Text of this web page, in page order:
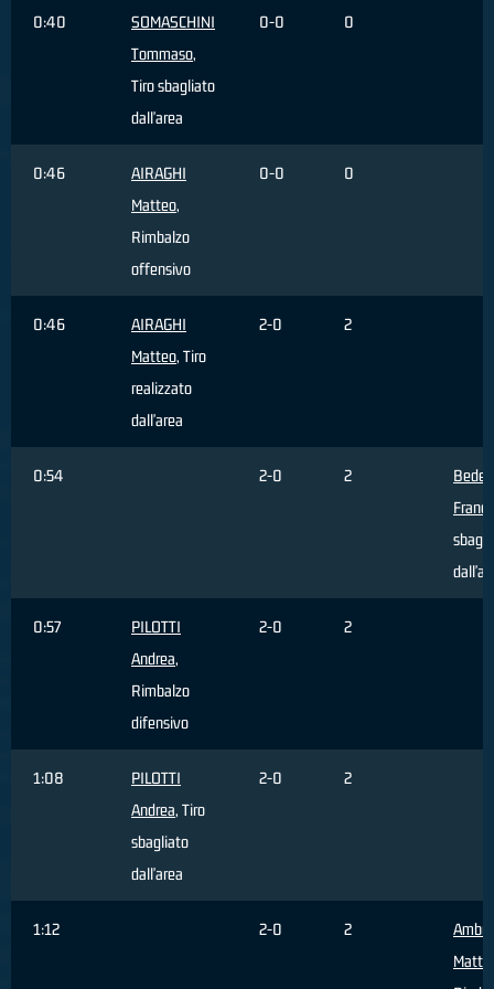
0:40
SOMASCHINI
Tommaso,
Tiro sbagliato
dall'area
0-0 0
0:46
AIRAGHI
Matteo,
Rimbalzo
offensivo
0-0 0
0:46
AIRAGHI
Matteo, Tiro
realizzato
dall'area
2-0 2
0:54 2-0 2
0:57
PILOTTI
Andrea,
Rimbalzo
difensivo
2-0 2
1:08
PILOTTI
Andrea, Tiro
sbagliato
dall'area
2-0 2
1:12 2-0 2